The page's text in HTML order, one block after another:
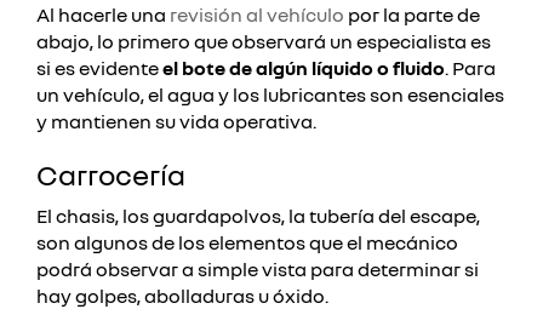
Al hacerle una revisión al vehículo por la parte de
abajo, lo primero que observará un especialista es
si es evidenteel bote de algún líquido o fluido. Para
un vehículo, el agua y los lubricantes son esenciales
y mantienen su vida operativa.
Carrocería
El chasis, los guardapolvos, la tubería del escape,
son algunos de los elementos que el mecánico
podrá observar a simple vista para determinar si
hay golpes, abolladuras u óxido.